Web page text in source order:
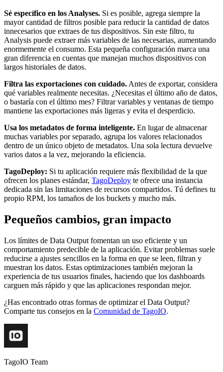
Sé específico en los Analyses. Si es posible, agrega siempre la
mayor cantidad de filtros posible para reducir la cantidad de datos
innecesarios que extraes de tus dispositivos. Sin este filtro, tu
Analysis puede extraer más variables de las necesarias, aumentando
enormemente el consumo. Esta pequeña configuración marca una
gran diferencia en cuentas que manejan muchos dispositivos con
largos historiales de datos.
Filtra las exportaciones con cuidado. Antes de exportar, considera
qué variables realmente necesitas. ¿Necesitas el último año de datos,
o bastaría con el último mes? Filtrar variables y ventanas de tiempo
mantiene las exportaciones más ligeras y evita el desperdicio.
Usa los metadatos de forma inteligente. En lugar de almacenar
muchas variables por separado, agrupa los valores relacionados
dentro de un único objeto de metadatos. Una sola lectura devuelve
varios datos a la vez, mejorando la eficiencia.
TagoDeploy: Si tu aplicación requiere más flexibilidad de la que
ofrecen los planes estándar, TagoDeploy te ofrece una instancia
dedicada sin las limitaciones de recursos compartidos. Tú defines tu
propio RPM, los tamaños de los buckets y mucho más.
Pequeños cambios, gran impacto
Los límites de Data Output fomentan un uso eficiente y un
comportamiento predecible de la aplicación. Evitar problemas suele
reducirse a ajustes sencillos en la forma en que se leen, filtran y
muestran los datos. Estas optimizaciones también mejoran la
experiencia de tus usuarios finales, haciendo que los dashboards
carguen más rápido y que las aplicaciones respondan mejor.
¿Has encontrado otras formas de optimizar el Data Output?
Comparte tus consejos en la Comunidad de TagoIO.
TagoIO Team